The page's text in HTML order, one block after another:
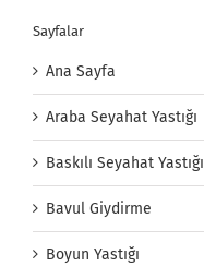
Sayfalar
Ana Sayfa
Araba Seyahat Yastığı
Baskılı Seyahat Yastığı
Bavul Giydirme
Boyun Yastığı